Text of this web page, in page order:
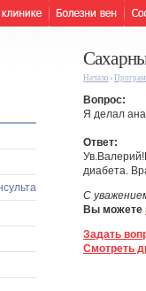
Начало
Вопрос:
Я делал
Ответ:
диабета.
С
Вы можете
Задать
Смотреть